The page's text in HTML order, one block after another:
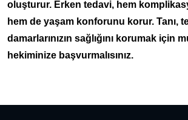
oluşturur. Erken tedavi, hem
hem de yaşam konforunu korur. Tanı,
damarlarınızın sağlığını korumak için
hekiminize başvurmalısınız.